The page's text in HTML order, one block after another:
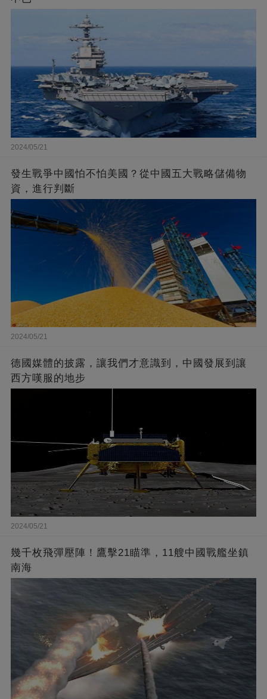
2024/05/21
發生戰爭中國怕不怕美國？從中國五大戰略儲備物
資，進行判斷
2024/05/21
德國媒體的披露，讓我們才意識到，中國發展到讓
西方嘆服的地步
2024/05/21
幾千枚飛彈壓陣！鷹擊21瞄準，11艘中國戰艦坐鎮
南海